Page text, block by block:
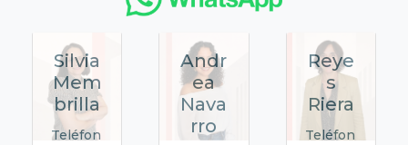
Silvia
Mem
brilla
Teléfon
Andr
ea
Nava
rro
Reye
s
Riera
Teléfon